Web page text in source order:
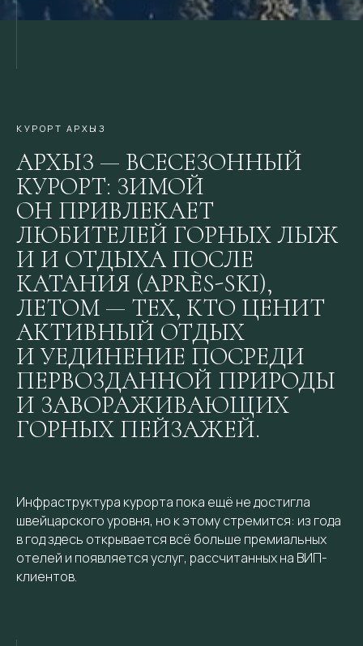
КУРОРТ АРХЫЗ
АРХЫЗ — ВСЕСЕЗОННЫЙ
КУРОРТ: ЗИМОЙ
ОН ПРИВЛЕКАЕТ
ЛЮБИТЕЛЕЙ ГОРНЫХ ЛЫЖ
И И ОТДЫХА ПОСЛЕ
КАТАНИЯ (APRÈS-SKI),
ЛЕТОМ — ТЕХ, КТО ЦЕНИТ
АКТИВНЫЙ ОТДЫХ
И УЕДИНЕНИЕ ПОСРЕДИ
ПЕРВОЗДАННОЙ ПРИРОДЫ
И ЗАВОРАЖИВАЮЩИХ
ГОРНЫХ ПЕЙЗАЖЕЙ.
Инфраструктура курорта пока ещё не достигла
швейцарского уровня, но к этому стремится: из года
в год здесь открывается всё больше премиальных
отелей и появляется услуг, рассчитанных на ВИП-
клиентов.